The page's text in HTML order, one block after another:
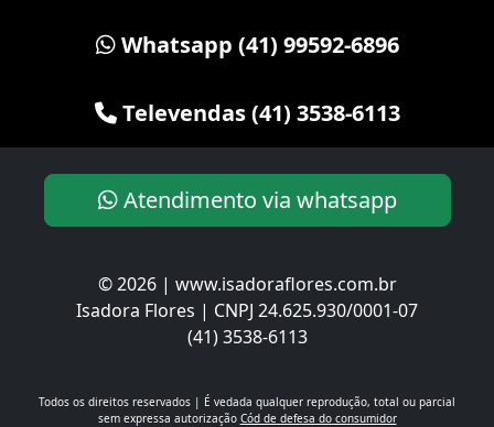
Whatsapp (41) 99592-6896
Televendas (41) 3538-6113
Atendimento via whatsapp
© 2026 | www.isadoraflores.com.br
Isadora Flores | CNPJ 24.625.930/0001-07
(41) 3538-6113
Todos os direitos reservados | É vedada qualquer reprodução, total ou parcial
sem expressa autorização Cód de defesa do consumidor